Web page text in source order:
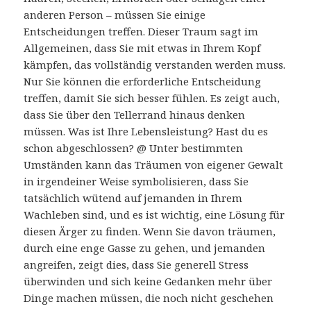
anderen Person – müssen Sie einige
Entscheidungen treffen. Dieser Traum sagt im
Allgemeinen, dass Sie mit etwas in Ihrem Kopf
kämpfen, das vollständig verstanden werden muss.
Nur Sie können die erforderliche Entscheidung
treffen, damit Sie sich besser fühlen. Es zeigt auch,
dass Sie über den Tellerrand hinaus denken
müssen. Was ist Ihre Lebensleistung? Hast du es
schon abgeschlossen? @ Unter bestimmten
Umständen kann das Träumen von eigener Gewalt
in irgendeiner Weise symbolisieren, dass Sie
tatsächlich wütend auf jemanden in Ihrem
Wachleben sind, und es ist wichtig, eine Lösung für
diesen Ärger zu finden. Wenn Sie davon träumen,
durch eine enge Gasse zu gehen, und jemanden
angreifen, zeigt dies, dass Sie generell Stress
überwinden und sich keine Gedanken mehr über
Dinge machen müssen, die noch nicht geschehen